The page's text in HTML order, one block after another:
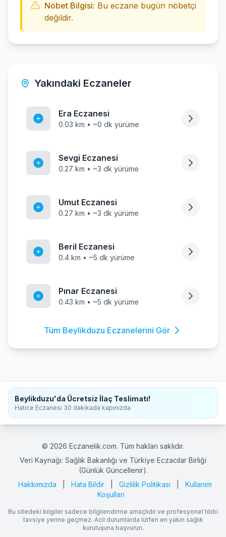
Nöbet Bilgisi: Bu eczane bugün nöbetçi
değildir.
Yakındaki Eczaneler
Era Eczanesi
0.03 km • ~0 dk yürüme
Sevgi Eczanesi
0.27 km • ~3 dk yürüme
Umut Eczanesi
0.27 km • ~3 dk yürüme
Beril Eczanesi
0.4 km • ~5 dk yürüme
Pınar Eczanesi
0.43 km • ~5 dk yürüme
Tüm Beylikduzu Eczanelerini Gör
Beylikduzu'da Ücretsiz İlaç Teslimatı!
Hatice Eczanesi 30 dakikada kapınızda
© 2026 Eczanelik.com. Tüm hakları saklıdır.
Veri Kaynağı: Sağlık Bakanlığı ve Türkiye Eczacılar Birliği
(Günlük Güncellenir).
Hakkımızda
Hata Bildir Gizlilik Politikası
Kullanım
Koşulları
Bu sitedeki bilgiler sadece bilgilendirme amaçlıdır ve profesyonel tıbbi
tavsiye yerine geçmez. Acil durumlarda lütfen en yakın sağlık
kuruluşuna başvurun.